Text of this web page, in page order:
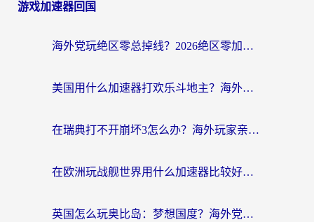
游戏加速器回国
海外党玩绝区零总掉线？2026绝区零加速器推荐+跨平台国服游戏加速攻略
美国用什么加速器打欢乐斗地主？海外党亲测有效的国服游戏加速指南
在瑞典打不开崩坏3怎么办？海外玩家亲测有效的国服游戏加速指南
在欧洲玩战舰世界用什么加速器比较好用？老玩家亲测有效的低延迟方案
英国怎么玩奥比岛：梦想国度？海外党不卡攻略+加速器选择秘籍